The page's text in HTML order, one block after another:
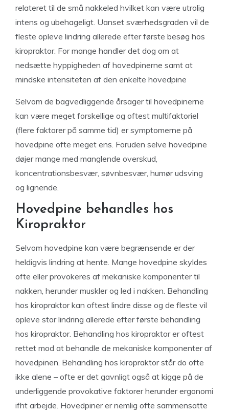
relateret til de små nakkeled hvilket kan være utrolig
intens og ubehageligt. Uanset sværhedsgraden vil de
fleste opleve lindring allerede efter første besøg hos
kiropraktor. For mange handler det dog om at
nedsætte hyppigheden af hovedpinerne samt at
mindske intensiteten af den enkelte hovedpine
Selvom de bagvedliggende årsager til hovedpinerne
kan være meget forskellige og oftest multifaktoriel
(flere faktorer på samme tid) er symptomerne på
hovedpine ofte meget ens. Foruden selve hovedpine
døjer mange med manglende overskud,
koncentrationsbesvær, søvnbesvær, humør udsving
og lignende.
Hovedpine behandles hos
Kiropraktor
Selvom hovedpine kan være begrænsende er der
heldigvis lindring at hente. Mange hovedpine skyldes
ofte eller provokeres af mekaniske komponenter til
nakken, herunder muskler og led i nakken. Behandling
hos kiropraktor kan oftest lindre disse og de fleste vil
opleve stor lindring allerede efter første behandling
hos kiropraktor. Behandling hos kiropraktor er oftest
rettet mod at behandle de mekaniske komponenter af
hovedpinen. Behandling hos kiropraktor står do ofte
ikke alene – ofte er det gavnligt også at kigge på de
underliggende provokative faktorer herunder ergonomi
ifht arbejde. Hovedpiner er nemlig ofte sammensatte